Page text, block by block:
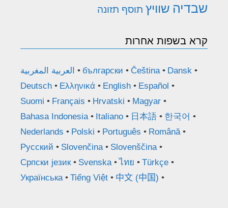
שבדיה שוויץ תוסף תזונה
קרא בשפות אחרות
العربية المغربية български Čeština
Dansk
Deutsch
Ελληνικά English
Español
Suomi
Français Hrvatski
Magyar
Bahasa Indonesia
Italiano 日本語
한국어
Nederlands
Polski Português
Română
Русский
Slovenčina
Slovenščina
Српски језик
Svenska ไทย
Türkçe
Українська
Tiếng Việt 中文 (中国)